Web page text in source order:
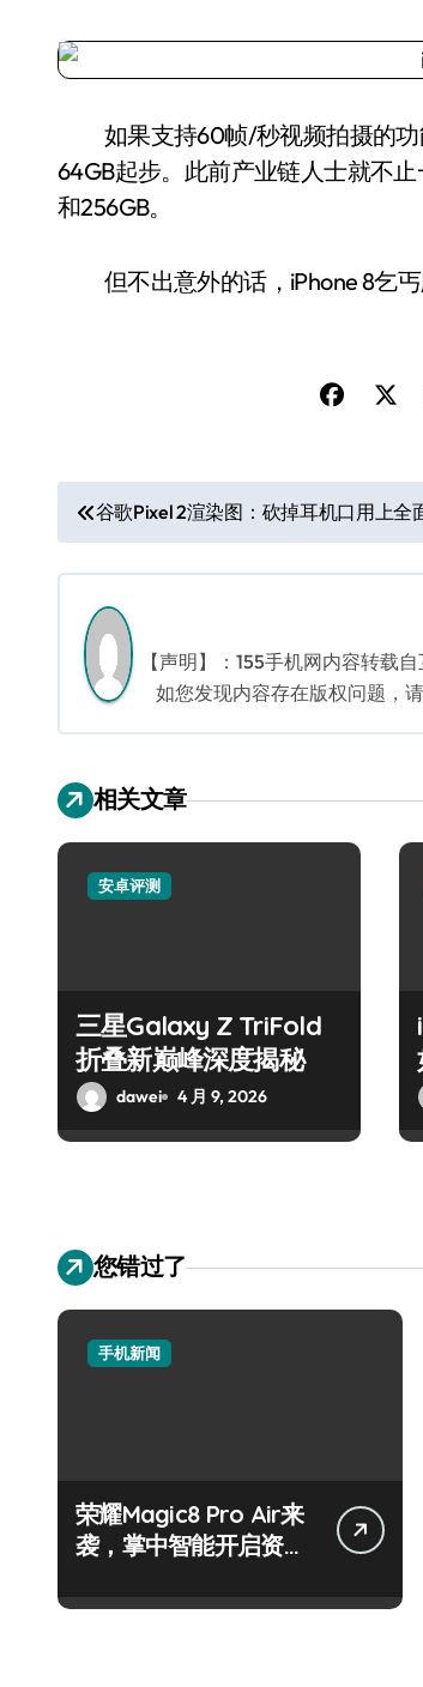
如果支持60帧/秒视频拍摄的功
64GB起步。此前产业链人士就不
和256GB。
但不出意外的话，iPhone 8乞丐
文
章
导
航
谷歌Pixel 2渲染图：砍掉耳机口用上全
【声明】：155手机网内容转载
如您发现内容存在版权问题，
相关文章
安卓评测
三星Galaxy Z TriFold
折叠新巅峰深度揭秘
dawei 4 月 9, 2026
您错过了
手机新闻
荣耀Magic8 Pro Air来
袭，掌中智能开启资讯